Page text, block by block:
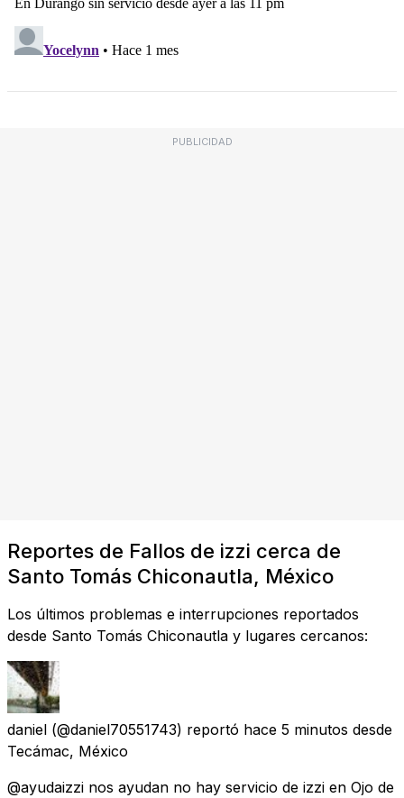
PUBLICIDAD
Reportes de Fallos de izzi cerca de
Santo Tomás Chiconautla, México
Los últimos problemas e interrupciones reportados
desde Santo Tomás Chiconautla y lugares cercanos:
daniel (@daniel70551743) reportó hace 5 minutos desde
Tecámac, México
@ayudaizzi nos ayudan no hay servicio de izzi en Ojo de